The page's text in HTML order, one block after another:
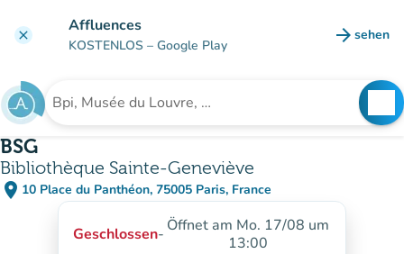
clear Affluences
KOSTENLOS – Google Play arrow_forward sehen
(new
Suche nach einer Einrichtung
BSG
Bibliothèque Sainte-Geneviève
place 10 Place du Panthéon, 75005 Paris, France
(in Google Maps öffnen)
(new tab)
Geschlossen- Öffnet am Mo. 17/08 um
13:00